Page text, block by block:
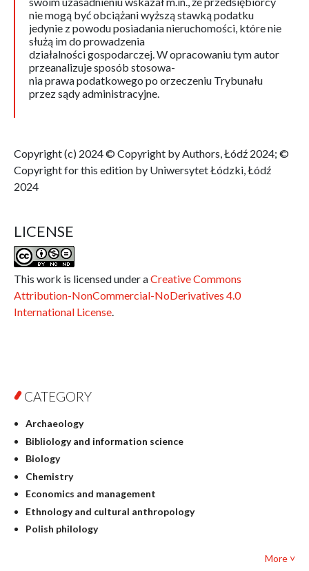
nie mogą być obciążani wyższą stawką podatku
jedynie z powodu posiadania nieruchomości, które nie
służą im do prowadzenia
działalności gospodarczej. W opracowaniu tym autor
przeanalizuje sposób stosowa-
nia prawa podatkowego po orzeczeniu Trybunału
przez sądy administracyjne.
Copyright (c) 2024 © Copyright by Authors, Łódź 2024; ©
Copyright for this edition by Uniwersytet Łódzki, Łódź
2024
LICENSE
This work is licensed under aCreative Commons
Attribution-NonCommercial-NoDerivatives 4.0
International License.
CATEGORY
Archaeology
Bibliology and information science
Biology
Chemistry
Economics and management
Ethnology and cultural anthropology
Polish philology
More ˅